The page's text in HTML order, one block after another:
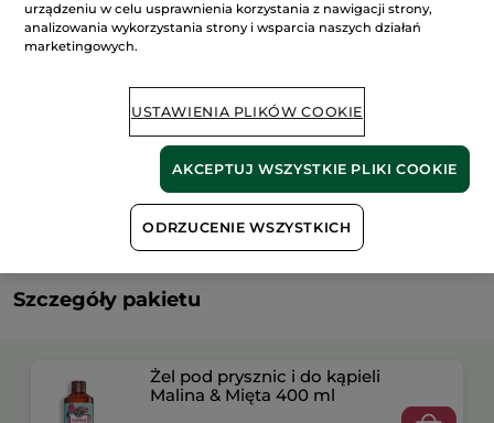
Bezpieczna płatność
Satysfakcja albo zwrot pieniędzy
Darmowa wysyłka przy każdym zamówieniu
powyżej 179 zł
DOWIEDZ SIĘ WIĘCEJ
Szczegóły pakietu
Żel pod prysznic i do kąpieli
Malina & Mięta 400 ml
urządzeniu w celu usprawnienia korzystania z nawigacji strony,
analizowania wykorzystania strony i wsparcia naszych działań
marketingowych.
USTAWIENIA PLIKÓW COOKIE
ODRZUCENIE WSZYSTKICH
AKCEPTUJ WSZYSTKIE PLIKI COOKIE